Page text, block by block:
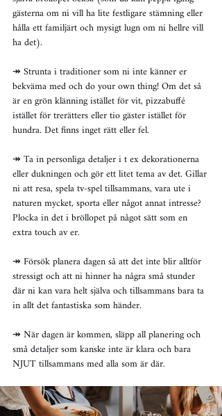
gästerna om ni vill ha lite festligare stämning eller
hålla ett familjärt och mysigt lugn om ni hellre vill
ha det).
↠ Strunta i traditioner som ni inte känner er
bekväma med och do your own thing! Om det så
är en grön klänning istället för vit, pizzabuffé
istället för trerätters eller tio gäster istället för
hundra. Det finns inget rätt eller fel.
↠ Ta in personliga detaljer i t ex dekorationerna
eller dukningen och gör ett litet tema av det. Gillar
ni att resa, spela tv-spel tillsammans, vara ute i
naturen mycket, sporta eller något annat intresse?
Plocka in det i bröllopet på något sätt som en
extra touch av er.
↠ Försök planera dagen så att det inte blir alltför
stressigt och att ni hinner ha några små stunder
där ni kan vara helt själva och tillsammans bara ta
in allt det fantastiska som händer.
↠ När dagen är kommen, släpp all planering och
små detaljer som kanske inte är klara och bara
NJUT tillsammans med alla som är där.